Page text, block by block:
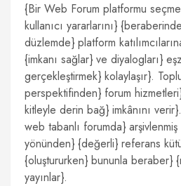
{Bir Web Forum platformu
kullanıcı yararlarını}
düzlemde} platform
{imkanı sağlar} ve diyalogları}
gerçekleştirmek} kolaylaşır}.
perspektifinden} forum
kitleyle derin bağ} imkânını
web tabanlı forumda}
yönünden} {değerli} referans
{oluştururken} bununla beraber}
yayınlar}.